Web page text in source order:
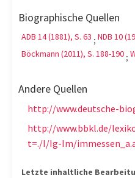
Biographische Quellen
ADB 14 (1881), S. 63 ; NDB 10
Böckmann (2011), S. 188-190 ;
Andere Quellen
http://www.deutsche-
http://www.bbkl.de/
t=./I/Ig-Im/
Letzte inhaltliche